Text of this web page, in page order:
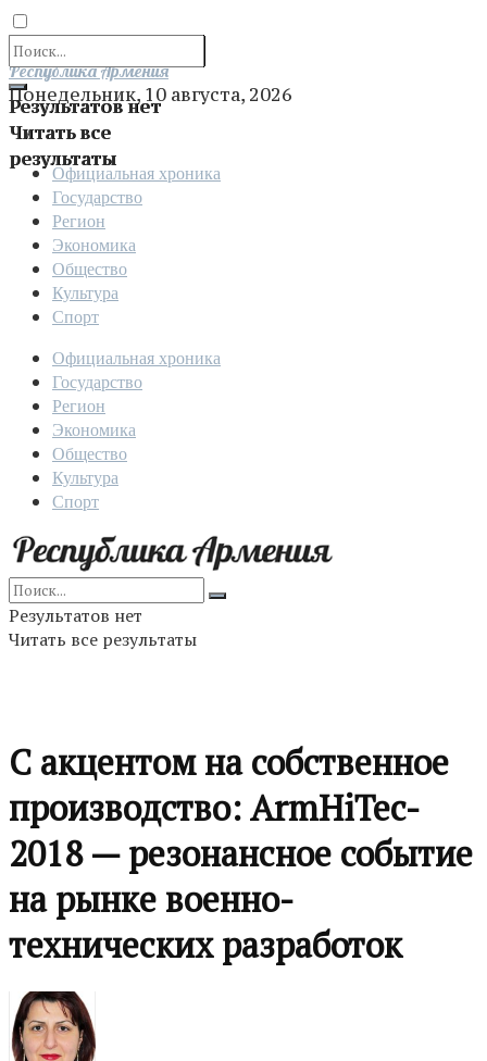
Результатов нет
Читать все
результаты
Отправить
Республика Армения
Понедельник, 10 августа, 2026
Официальная хроника
Государство
Регион
Экономика
Общество
Культура
Спорт
Официальная хроника
Государство
Регион
Экономика
Общество
Культура
Спорт
Результатов нет
Читать все результаты
С акцентом на собственное
производство: ArmHiTec-
2018 — резонансное событие
на рынке военно-
технических разработок